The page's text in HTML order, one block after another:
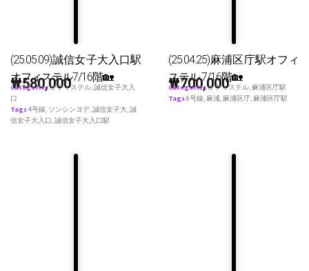
(25.05.09)誠信女子大入口駅
オフィステル7/16階🏡
₩580,000
Categoriesオフィステル,誠信女子大入
口
Tags4号線, ソンシンヨデ,誠信女子大,誠
信女子大入口,誠信女子大入口駅
(25.04.25)麻浦区庁駅オフィ
ステル 7/16階🏡
₩700,000
Categoriesオフィステル, 麻浦区庁駅
Tags6号線, 麻浦, 麻浦区庁, 麻浦区庁駅